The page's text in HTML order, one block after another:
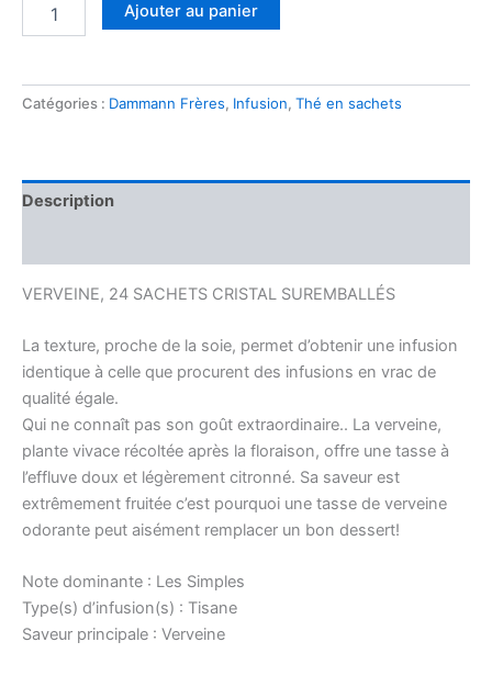
SUREMBALE
Ajouter au panier
Catégories : Dammann Frères, Infusion, Thé en sachets
Description
VERVEINE, 24 SACHETS CRISTAL SUREMBALLÉS
La texture, proche de la soie, permet d’obtenir une infusion
identique à celle que procurent des infusions en vrac de
qualité égale.
Qui ne connaît pas son goût extraordinaire.. La verveine,
plante vivace récoltée après la floraison, offre une tasse à
l’effluve doux et légèrement citronné. Sa saveur est
extrêmement fruitée c’est pourquoi une tasse de verveine
odorante peut aisément remplacer un bon dessert!
Note dominante : Les Simples
Type(s) d’infusion(s) : Tisane
Saveur principale : Verveine